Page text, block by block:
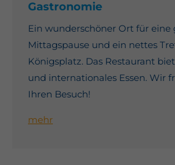
Gastronomie
Ein wunderschöner Ort für eine
Mittagspause und ein nettes
Königsplatz. Das Restaurant
und internationales Essen. Wir
Ihren Besuch!
mehr